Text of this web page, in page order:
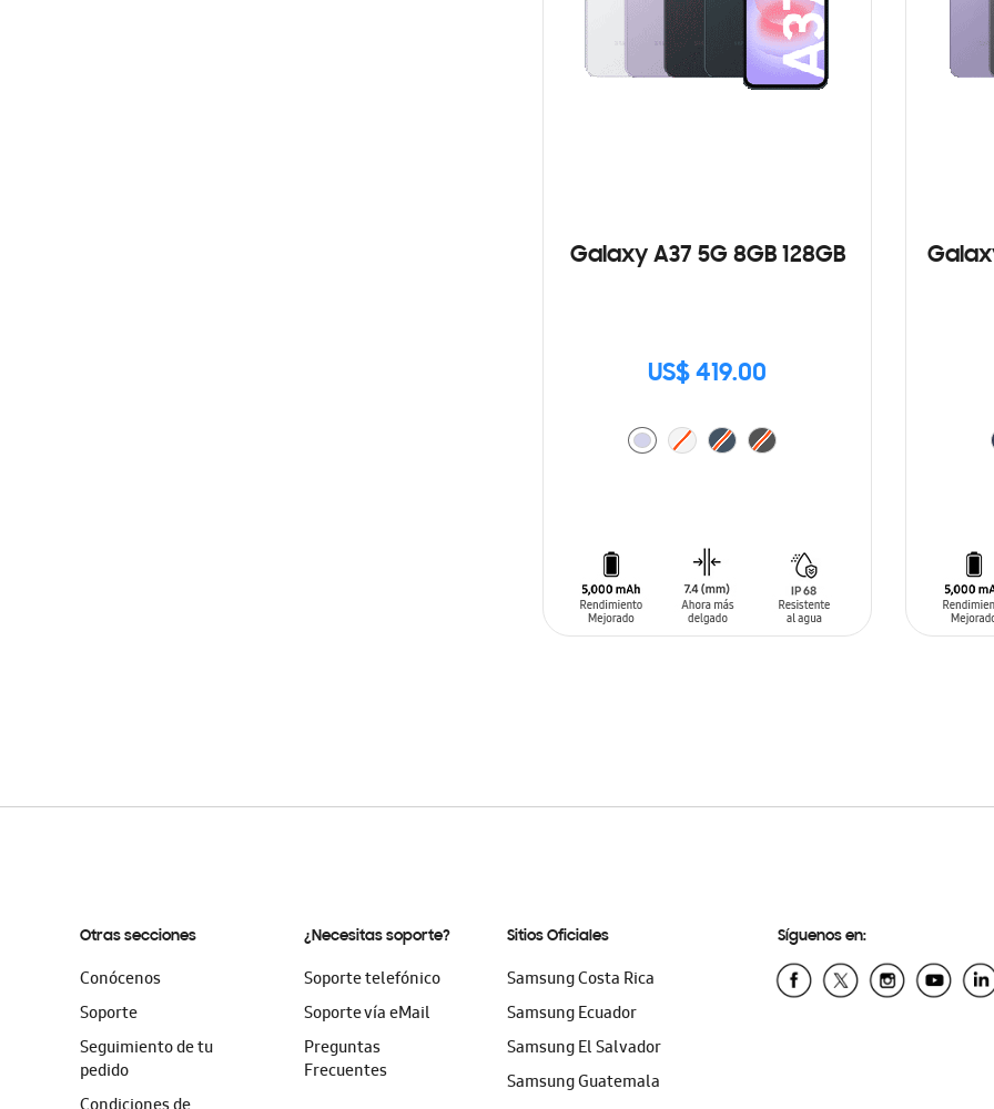
Galaxy A37 5G 8GB 128GB
US$ 419.00
Otras secciones
Conócenos
Soporte
Seguimiento de tu
pedido
¿Necesitas soporte?
Soporte telefónico
Soporte vía eMail
Preguntas
Frecuentes
Sitios Oficiales
Samsung Costa Rica
Samsung Ecuador
Samsung El Salvador
Samsung Guatemala
Síguenos en: